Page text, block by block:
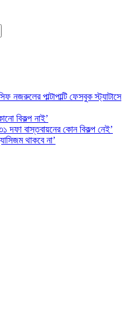
পাল্টাপাল্টি ফেসবুক স্ট্যাটাসে
বিকল্প নাই’
দফা বাস্তবায়নের কোন বিকল্প নেই’
থাকবে না’